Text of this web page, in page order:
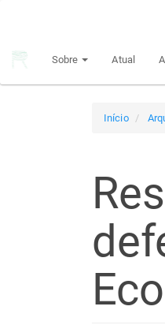
principal
Sobre Atual
Início